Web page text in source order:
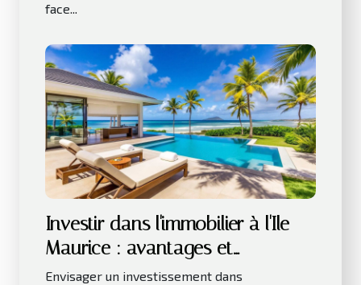
face...
Investir dans l'immobilier à l'Ile
Maurice : avantages et
considérations clés
Envisager un investissement dans